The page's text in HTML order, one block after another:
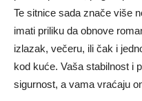
Te sitnice sada znače više
imati priliku da obnove
izlazak, večeru, ili čak i
kod kuće. Vaša stabilnost i
sigurnost, a vama vraćaju